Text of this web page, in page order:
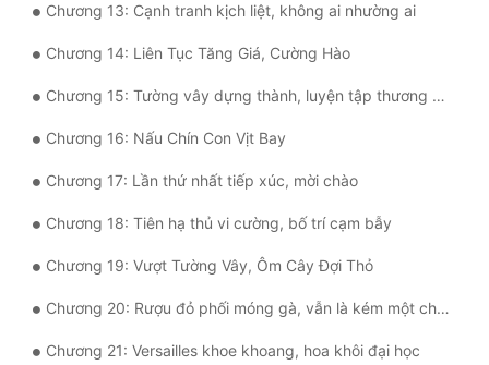
Tiên Hiệp
Tiểu Thuyết
Trinh Thám
Triều Đấu
Trùng Sinh
Trọng Sinh
Chương 13: Cạnh tranh kịch liệt, không ai nhường ai
Chương 14: Liên Tục Tăng Giá, Cường Hào
Chương 15: Tường vây dựng thành, luyện tập thương pháp
Chương 16: Nấu Chín Con Vịt Bay
Chương 17: Lần thứ nhất tiếp xúc, mời chào
Chương 18: Tiên hạ thủ vi cường, bố trí cạm bẫy
Chương 19: Vượt Tường Vây, Ôm Cây Đợi Thỏ
Chương 20: Rượu đỏ phối móng gà, vẫn là kém một chút ý vị
Chương 21: Versailles khoe khoang, hoa khôi đại học